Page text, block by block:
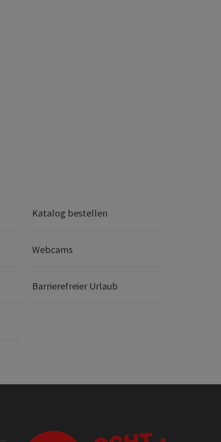
Katalog bestellen
Webcams
Barrierefreier Urlaub